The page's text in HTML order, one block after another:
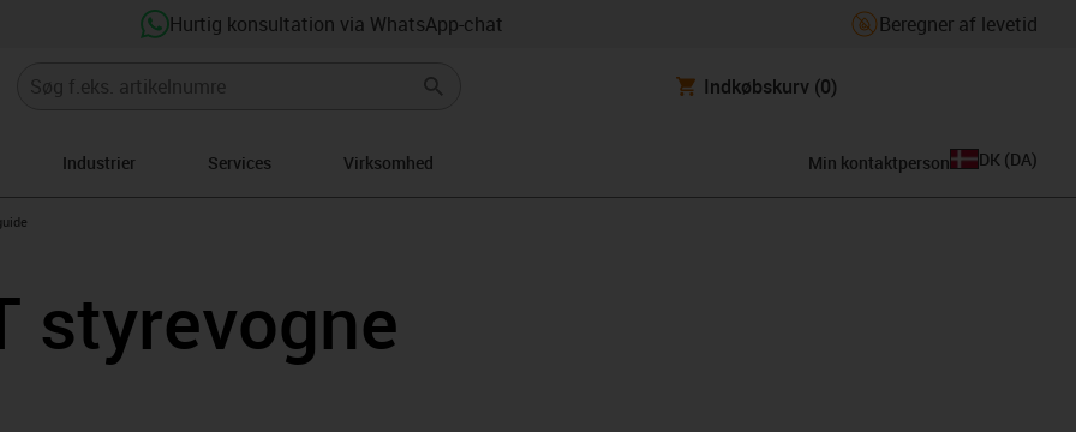
Hurtig konsultation via WhatsApp-chat Beregner af levetid
Indkøbskurv (0)
Industrier Services Virksomhed Min kontaktperson DK (DA)
arrow-right
styrevogne